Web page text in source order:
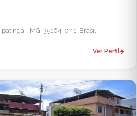
- MG, 35164-041, Brasil
Ver Perfil